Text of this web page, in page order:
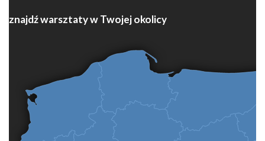
znajdź warsztaty w Twojej okolicy